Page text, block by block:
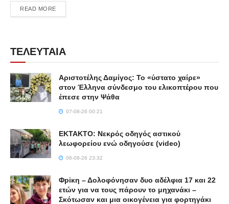
READ MOREDETAILS
ΤΕΛΕΥΤΑΙΑ
Αριστοτέλης Δαμίγος: Το «ύστατο χαίρε»
στον Έλληνα σύνδεσμο του ελικοπτέρου που
έπεσε στην Ψάθα
07-08-26 00:21
ΕΚΤΑΚΤΟ: Νεκρός οδηγός αστικού
λεωφορείου ενώ οδηγούσε (video)
06-08-26 23:32
Φpiκη – Δολοφόνησαν δυο αδέλφια 17 και 22
ετών για να τους πάρουν το μηχανάκι –
Σκότωσαν και μια οικογένεια για φορτηγάκι